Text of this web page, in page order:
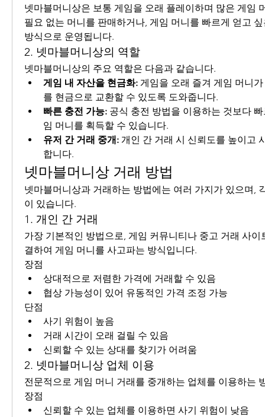
넷마블머니상은 보통 게임을 오래 플레이하며 많은 게임
필요 없는 머니를 판매하거나, 게임 머니를 빠르게 얻고
방식으로 운영됩니다.
2. 넷마블머니상의 역할
넷마블머니상의 주요 역할은 다음과 같습니다.
게임 내 자산을 현금화: 게임을 오래 즐겨 게임 머니
를 현금으로 교환할 수 있도록 도와줍니다.
빠른 충전 가능: 공식 충전 방법을 이용하는 것보다
임 머니를 획득할 수 있습니다.
유저 간 거래 중개: 개인 간 거래 시 신뢰도를 높이고
합니다.
넷마블머니상 거래 방법
넷마블머니상과 거래하는 방법에는 여러 가지가 있으며,
이 있습니다.
1. 개인 간 거래
가장 기본적인 방법으로, 게임 커뮤니티나 중고 거래 사
결하여 게임 머니를 사고파는 방식입니다.
장점
상대적으로 저렴한 가격에 거래할 수 있음
협상 가능성이 있어 유동적인 가격 조정 가능
단점
사기 위험이 높음
거래 시간이 오래 걸릴 수 있음
신뢰할 수 있는 상대를 찾기가 어려움
2. 넷마블머니상 업체 이용
전문적으로 게임 머니 거래를 중개하는 업체를 이용하는
장점
신뢰할 수 있는 업체를 이용하면 사기 위험이 낮음